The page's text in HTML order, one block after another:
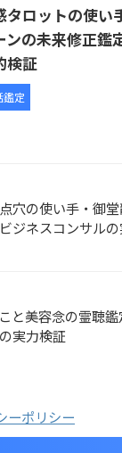
タロットの使い
ンの未来修正鑑
検証
鑑定
穴の使い手・御
ジネスコンサル
と美容念の霊聴鑑
実力検証
ーポリシー